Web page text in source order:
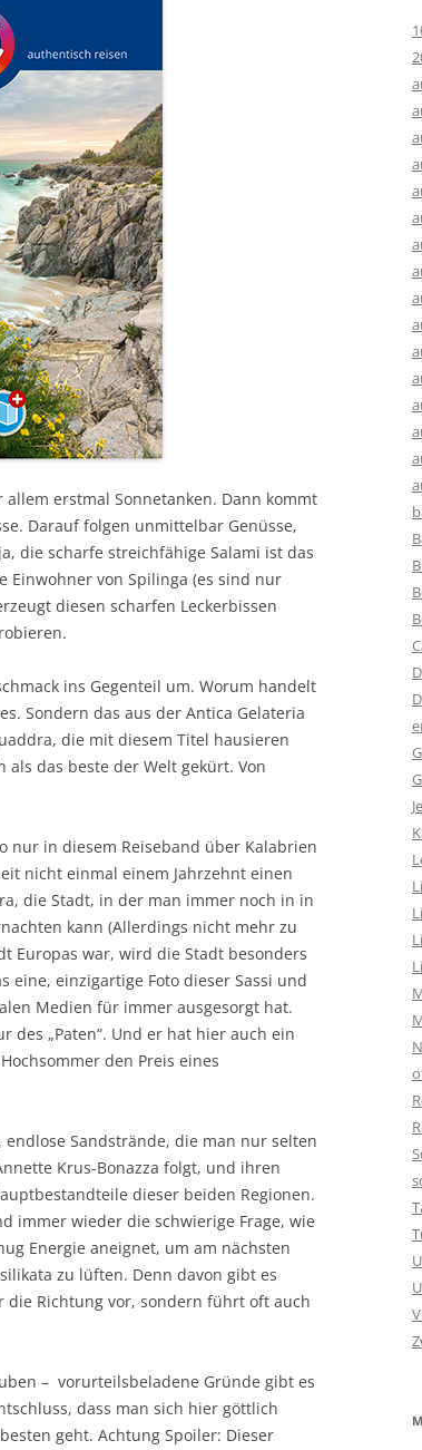
erstmal Sonnetanken. Dann kommt
Darauf folgen unmittelbar Genüsse,
die scharfe streichfähige Salami ist das
Einwohner von Spilinga (es sind nur
diesen scharfen Leckerbissen
ins Gegenteil um. Worum handelt
Sondern das aus der Antica Gelateria
die mit diesem Titel hausieren
das beste der Welt gekürt. Von
nur in diesem Reiseband über Kalabrien
nicht einmal einem Jahrzehnt einen
die Stadt, in der man immer noch in in
kann (Allerdings nicht mehr zu
Europas war, wird die Stadt besonders
eine, einzigartige Foto dieser Sassi und
Medien für immer ausgesorgt hat.
des „Paten“. Und er hat hier auch ein
den Preis eines
Sandstrände, die man nur selten
Krus-Bonazza folgt, und ihren
dieser beiden Regionen.
immer wieder die schwierige Frage, wie
Energie aneignet, um am nächsten
zu lüften. Denn davon gibt es
Richtung vor, sondern führt oft auch
– vorurteilsbeladene Gründe gibt es
dass man sich hier göttlich
geht. Achtung Spoiler: Dieser